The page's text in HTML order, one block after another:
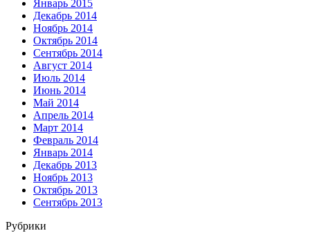
Январь 2015
Декабрь 2014
Ноябрь 2014
Октябрь 2014
Сентябрь 2014
Август 2014
Июль 2014
Июнь 2014
Май 2014
Апрель 2014
Март 2014
Февраль 2014
Январь 2014
Декабрь 2013
Ноябрь 2013
Октябрь 2013
Сентябрь 2013
Рубрики